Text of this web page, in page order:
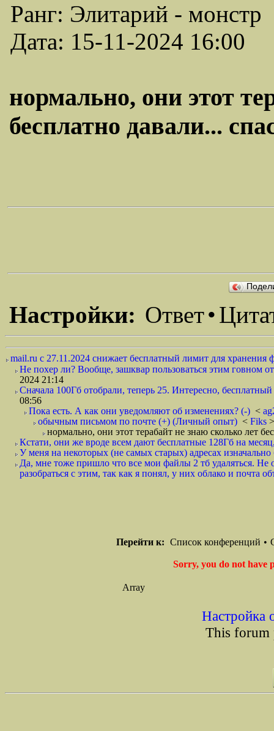
Ранг: Элитарий - монстр
Дата: 15-11-2024 16:00
нормально, они этот
бесплатно давали...
Настройки: Ответ•
mail.ru с 27.11.2024 снижает бесплатный лимит для хранения
Не похер ли? Вообще, зашквар пользоваться этим говном
2024 21:14
Сначала 100Гб отобрали, теперь 25. Интересно,
08:56
Пока есть. А как они уведомляют об изменениях? (-) <
обычным письмом по почте (+) (Личный опыт) < Fiks
нормально, они этот терабайт не знаю сколько лет
Кстати, они же вроде всем дают бесплатные 128Гб на
У меня на некоторых (не самых старых) адресах
Да, мне тоже пришло что все мои файлы 2 тб удаляться. Не
разобраться с этим, так как я понял, у них облако и почта
Перейти к: Список конференций •
Sorry, you do not have
Array
Настройка
This